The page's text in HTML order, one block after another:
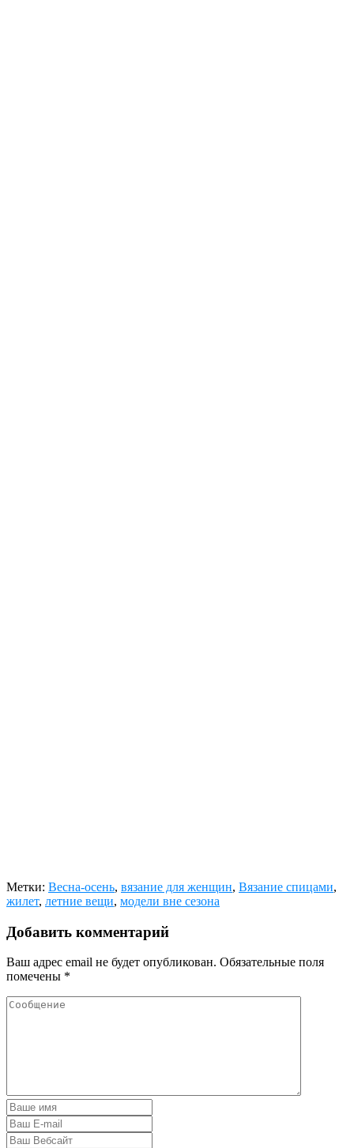
Метки: Весна-осень, вязание для женщин, Вязание спицами,
жилет, летние вещи, модели вне сезона
Добавить комментарий
Ваш адрес email не будет опубликован. Обязательные поля
помечены *